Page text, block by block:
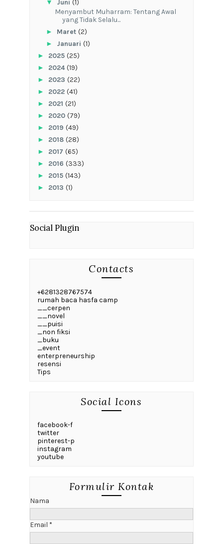
▼ Juni (1)
Menyambut Muharram: Tentang Awal
yang Tidak Selalu...
► Maret (2)
► Januari (1)
► 2025 (25)
► 2024(19)
► 2023 (22)
► 2022 (41)
► 2021 (21)
► 2020 (79)
► 2019 (49)
► 2018 (28)
► 2017 (65)
► 2016 (333)
► 2015 (143)
► 2013 (1)
Social Plugin
Contacts
+6281328767574
rumah baca hasfa camp
__cerpen
__novel
__puisi
_non fiksi
_buku
_event
enterpreneurship
resensi
Tips
Social Icons
facebook-f
twitter
pinterest-p
instagram
youtube
Formulir Kontak
Nama
Email *